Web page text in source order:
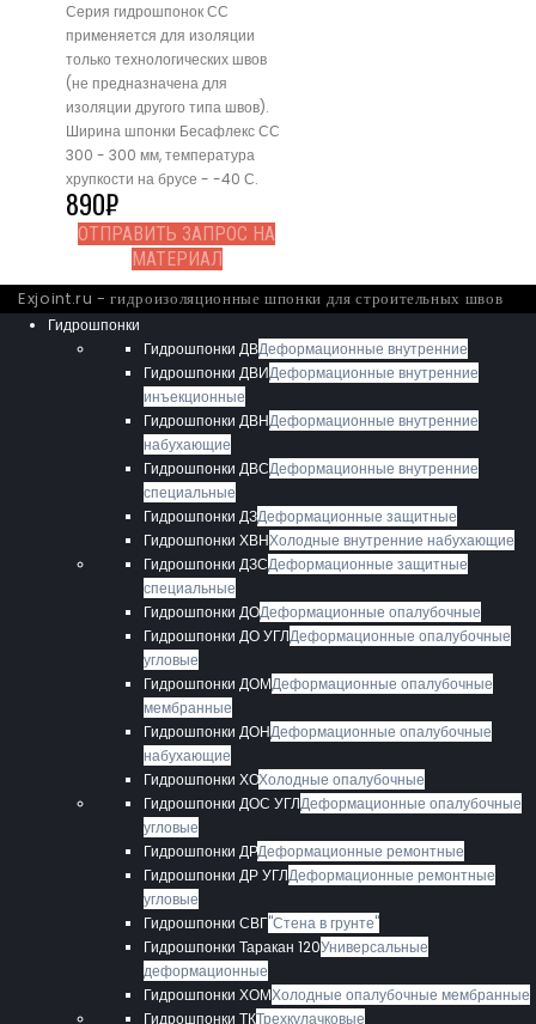
Серия гидрошпонок СС
применяется для изоляции
только технологических швов
(не предназначена для
изоляции другого типа швов).
Ширина шпонки Бесафлекс СС
300 - 300 мм, температура
хрупкости на брусе - -40 С.
890₽
ОТПРАВИТЬ ЗАПРОС НА
МАТЕРИАЛ
Exjoint.ru - гидроизоляционные шпонки для строительных швов
Гидрошпонки
Гидрошпонки ДВДеформационные внутренние
Гидрошпонки ДВИДеформационные внутренние
инъекционные
Гидрошпонки ДВНДеформационные внутренние
набухающие
Гидрошпонки ДВСДеформационные внутренние
специальные
Гидрошпонки ДЗДеформационные защитные
Гидрошпонки ХВНХолодные внутренние набухающие
Гидрошпонки ДЗСДеформационные защитные
специальные
Гидрошпонки ДОДеформационные опалубочные
Гидрошпонки ДО УГЛДеформационные опалубочные
угловые
Гидрошпонки ДОМДеформационные опалубочные
мембранные
Гидрошпонки ДОНДеформационные опалубочные
набухающие
Гидрошпонки ХОХолодные опалубочные
Гидрошпонки ДОС УГЛДеформационные опалубочные
угловые
Гидрошпонки ДРДеформационные ремонтные
Гидрошпонки ДР УГЛДеформационные ремонтные
угловые
Гидрошпонки СВГ"Стена в грунте"
Гидрошпонки Таракан 120Универсальные
деформационные
Гидрошпонки ХОМХолодные опалубочные мембранные
Гидрошпонки ТКТрехкулачковые